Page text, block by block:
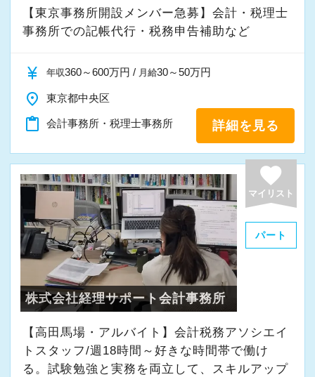
【東京事務所開設メンバー急募】会計・税理士
事務所での記帳代行・税務申告補助など
currency_yen 年収360～600万円 / 月給30～50万円
place 東京都中央区
content_paste 会計事務所・税理士事務所 詳細を見る
favorite
マイリスト
パート
株式会社経理サポート会計事務所
【高田馬場・アルバイト】会計税務アソシエイ
トスタッフ/週18時間～好きな時間帯で働け
る。試験勉強と実務を両立して、スキルアップ